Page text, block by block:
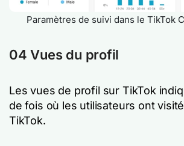
Paramètres de suivi dans le TikTok
04 Vues du profil
Les vues de profil sur TikTok
de fois où les utilisateurs ont
TikTok.